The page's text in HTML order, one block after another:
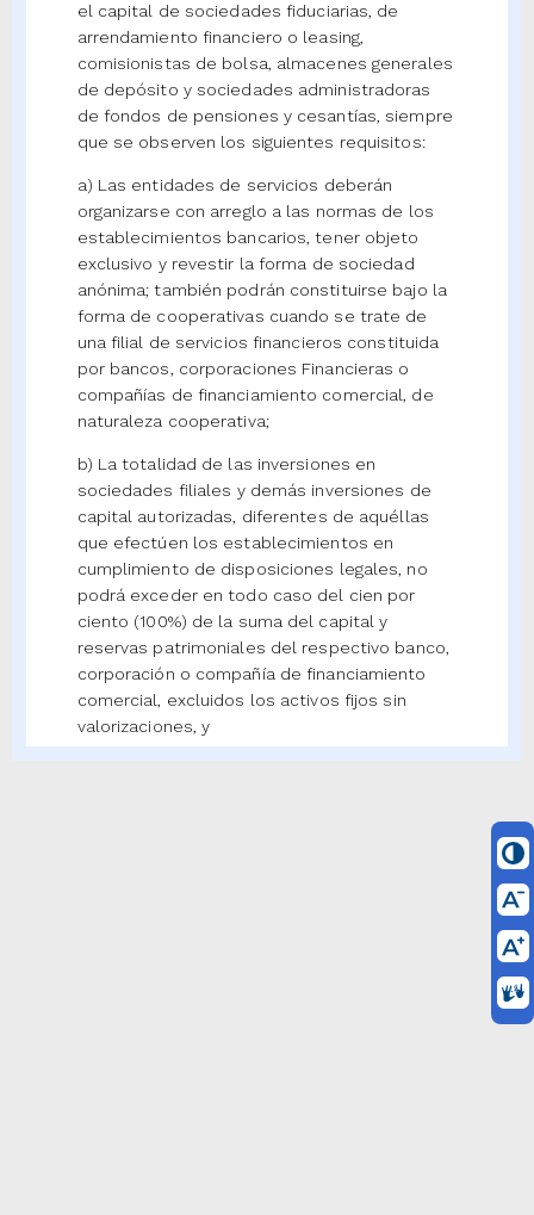
el capital de sociedades fiduciarias, de
arrendamiento financiero o leasing,
comisionistas de bolsa, almacenes generales
de depósito y sociedades administradoras
de fondos de pensiones y cesantías, siempre
que se observen los siguientes requisitos:
a) Las entidades de servicios deberán
organizarse con arreglo a las normas de los
establecimientos bancarios, tener objeto
exclusivo y revestir la forma de sociedad
anónima; también podrán constituirse bajo la
forma de cooperativas cuando se trate de
una filial de servicios financieros constituida
por bancos, corporaciones Financieras o
compañías de financiamiento comercial, de
naturaleza cooperativa;
b) La totalidad de las inversiones en
sociedades filiales y demás inversiones de
capital autorizadas, diferentes de aquéllas
que efectúen los establecimientos en
cumplimiento de disposiciones legales, no
podrá exceder en todo caso del cien por
ciento (100%) de la suma del capital y
reservas patrimoniales del respectivo banco,
corporación o compañía de financiamiento
comercial, excluidos los activos fijos sin
valorizaciones, y